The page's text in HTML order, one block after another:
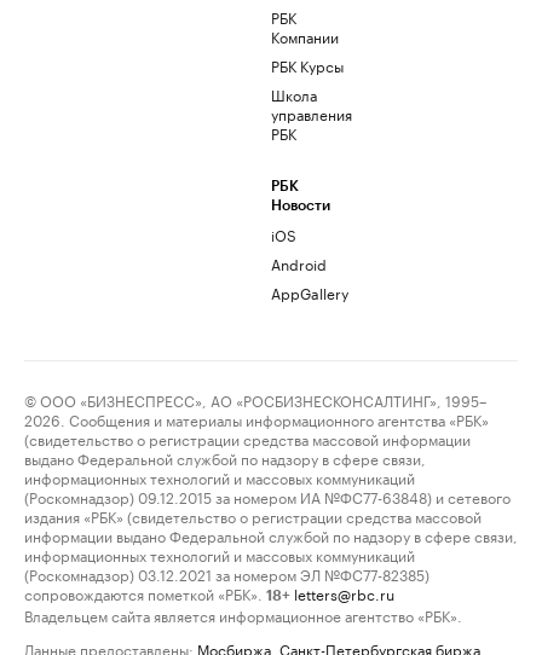
РБК
Компании
РБК Курсы
Школа
управления
РБК
РБК
Новости
iOS
Android
AppGallery
© ООО «БИЗНЕСПРЕСС», АО «РОСБИЗНЕСКОНСАЛТИНГ», 1995–
2026. Сообщения и материалы информационного агентства «РБК»
(свидетельство о регистрации средства массовой информации
выдано Федеральной службой по надзору в сфере связи,
информационных технологий и массовых коммуникаций
(Роскомнадзор) 09.12.2015 за номером ИА №ФС77-63848) и сетевого
издания «РБК» (свидетельство о регистрации средства массовой
информации выдано Федеральной службой по надзору в сфере связи,
информационных технологий и массовых коммуникаций
(Роскомнадзор) 03.12.2021 за номером ЭЛ №ФС77-82385)
сопровождаются пометкой «РБК».
18+ letters@rbc.ru
Владельцем сайта является информационное агентство «РБК».
Данные предоставлены: Мосбиржа Санкт-Петербургская биржа